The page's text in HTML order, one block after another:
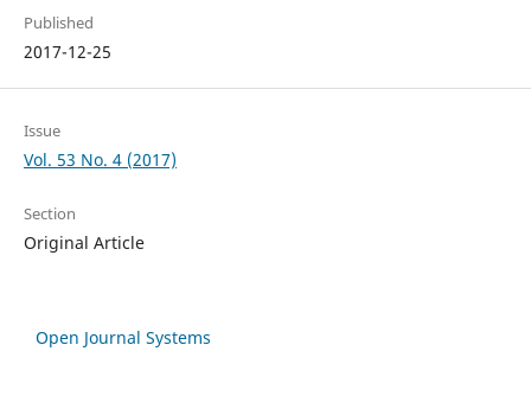
Published
2017-12-25
Issue
Vol. 53 No. 4 (2017)
Section
Original Article
Open Journal Systems